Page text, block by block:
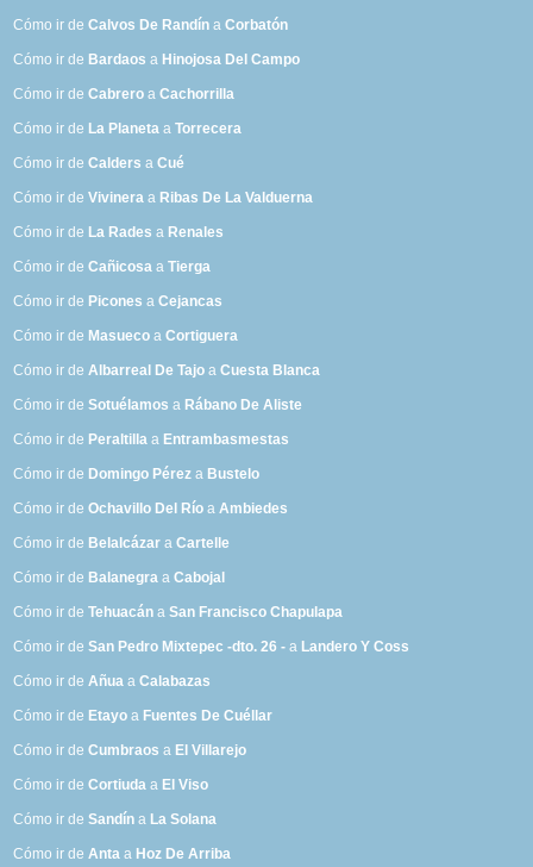
Cómo ir deCalvos De Randín aCorbatón
Cómo ir de Bardaos a Hinojosa Del Campo
Cómo ir deCabrero aCachorrilla
Cómo ir de La Planeta aTorrecera
Cómo ir deCalders aCué
Cómo ir deVivinera a Ribas De La Valduerna
Cómo ir de La Rades a Renales
Cómo ir deCañicosa aTierga
Cómo ir de Picones aCejancas
Cómo ir de Masueco aCortiguera
Cómo ir deAlbarreal De Tajo aCuesta Blanca
Cómo ir deSotuélamos a Rábano De Aliste
Cómo ir de Peraltilla a Entrambasmestas
Cómo ir de Domingo Pérez a Bustelo
Cómo ir deOchavillo Del Río aAmbiedes
Cómo ir de Belalcázar aCartelle
Cómo ir de Balanegra aCabojal
Cómo ir deTehuacán aSan Francisco Chapulapa
Cómo ir deSan Pedro Mixtepec -dto. 26 - a Landero Y Coss
Cómo ir deAñua aCalabazas
Cómo ir de Etayo a Fuentes De Cuéllar
Cómo ir deCumbraos a El Villarejo
Cómo ir deCortiuda a El Viso
Cómo ir deSandín a La Solana
Cómo ir deAnta a Hoz De Arriba